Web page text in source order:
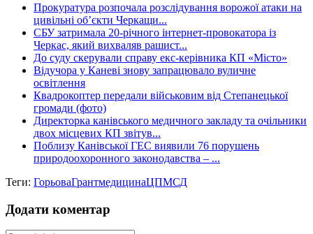
Прокуратура розпочала розслідування ворожої атаки на
цивільні об’єкти Черкащи...
СБУ затримала 20-річного інтернет-провокатора із
Черкас, який вихваляв рашист...
До суду скерували справу екс-керівника КП «Місто»
Відучора у Каневі знову запрацювало вуличне
освітлення
Квадрокоптер передали військовим від Степанецької
громади (фото)
Директорка канівського медичного закладу та очільники
двох місцевих КП звітув...
Поблизу Канівської ГЕС виявили 76 порушень
природоохоронного законодавства – ...
Теги: ГорьоваГрантмедицинаЦПМСД
Додати коментар